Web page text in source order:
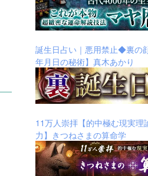
誕生日占い｜悪用禁止◆裏の
年月日の秘術】真木あかり
11万人崇拝【的中極む現実理
力】きつねさまの算命学